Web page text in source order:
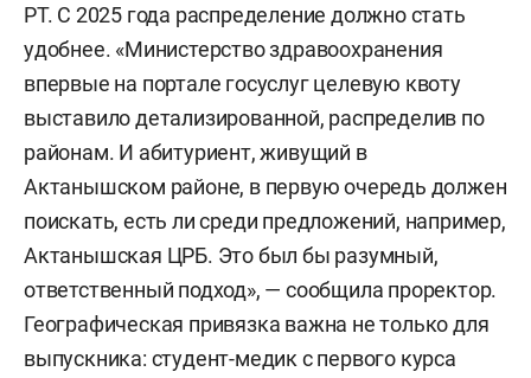
РТ. С 2025 года распределение должно стать
удобнее. «Министерство здравоохранения
впервые на портале госуслуг целевую квоту
выставило детализированной, распределив по
районам. И абитуриент, живущий в
Актанышском районе, в первую очередь должен
поискать, есть ли среди предложений, например,
Актанышская ЦРБ. Это был бы разумный,
ответственный подход», — сообщила проректор.
Географическая привязка важна не только для
выпускника: студент-медик с первого курса